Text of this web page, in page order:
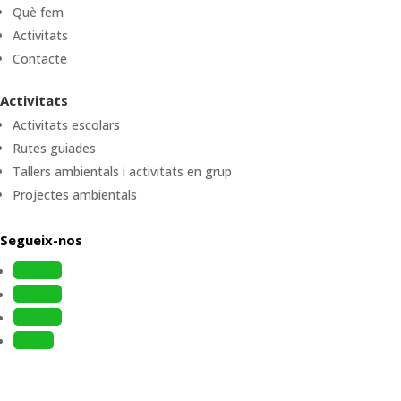
Què fem
Activitats
Contacte
Activitats
Activitats escolars
Rutes guiades
Tallers ambientals i activitats en grup
Projectes ambientals
Segueix-nos
Follow
Follow
Follow
Follow